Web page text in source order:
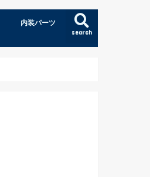
search
内装パーツ